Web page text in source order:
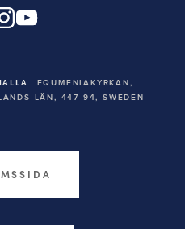
EQUMENIAKYRKAN,
LÄN, 447 94, SWEDEN